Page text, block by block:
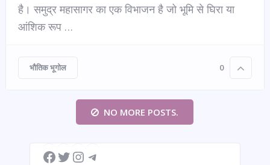
है। समुद्र महासागर का एक विभाजन है जो भूमि से घिरा या
आंशिक रूप …
भौतिक भूगोल 0
NO MORE POSTS.
Facebook
TwitterInstagram